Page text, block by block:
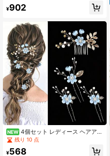
ス パーティー ホリデー用ネクタイ
高リピート率
高リピート率
#8 ベストセラー
高リピート率
¥902
NEW 4個セット レディース ヘアアク
セサリー ゴールド合金 リーフヘアコ
ーム 布製フラワーヘアスティック ホ
ワイトパール ラインストーン ヘアピ
残り 10 点
¥568